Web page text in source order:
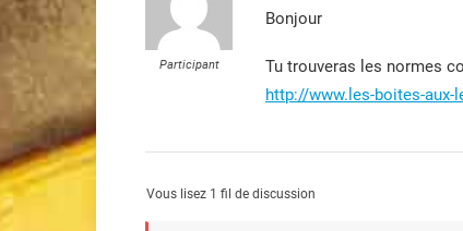
Participant
Bonjour
Tu trouveras les normes
http://www.les-boites-aux-
Vous lisez 1 fil de discussion